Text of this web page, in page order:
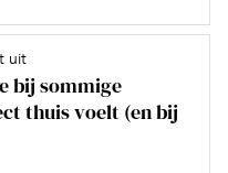
uit
bij sommige
thuis voelt (en bij